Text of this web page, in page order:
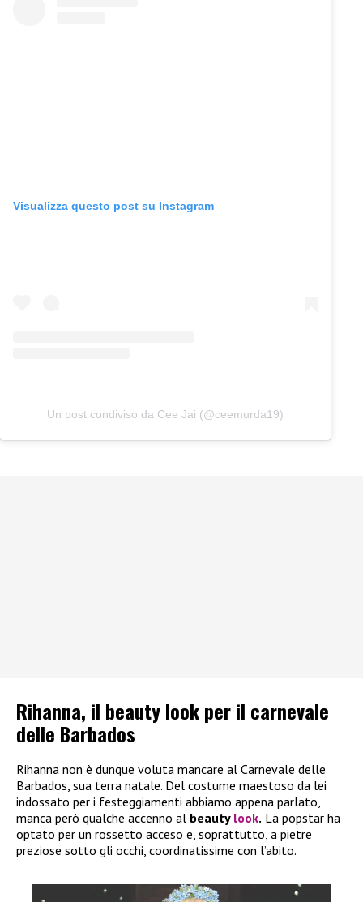
Visualizza questo post su Instagram
Un post condiviso da Cee Jai (@ceemurda19)
Rihanna, il beauty look per il carnevale
delle Barbados
Rihanna non è dunque voluta mancare al Carnevale delle
Barbados, sua terra natale. Del costume maestoso da lei
indossato per i festeggiamenti abbiamo appena parlato,
manca però qualche accenno al beauty look. La popstar ha
optato per un rossetto acceso e, soprattutto, a pietre
preziose sotto gli occhi, coordinatissime con l’abito.